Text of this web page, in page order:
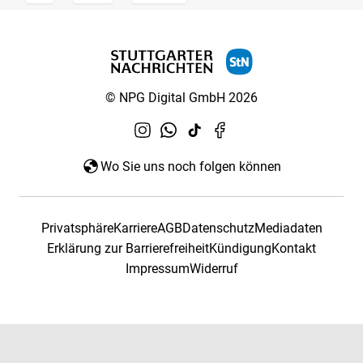
© NPG Digital GmbH 2026
Wo Sie uns noch folgen können
PrivatsphäreKarriereAGBDatenschutzMediadaten
Erklärung zur BarrierefreiheitKündigungKontakt
ImpressumWiderruf